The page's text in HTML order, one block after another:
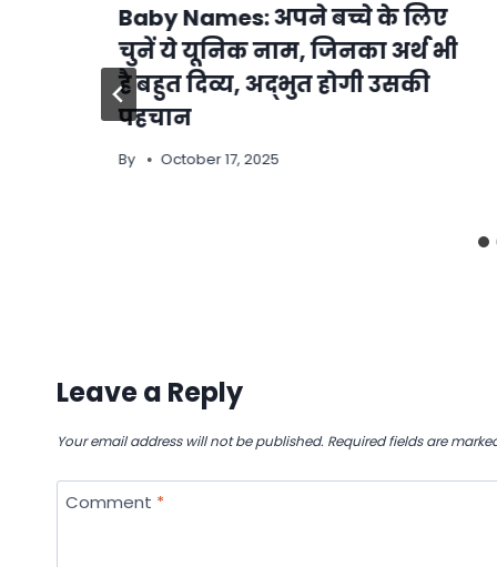
Baby Names: अपने बच्चे के लिए
चुनें ये यूनिक नाम, जिनका अर्थ भी
है बहुत दिव्य, अद्भुत होगी उसकी
पहचान
By October 17, 2025
Leave a Reply
Your email address will not be published. Required fields are
Comment *